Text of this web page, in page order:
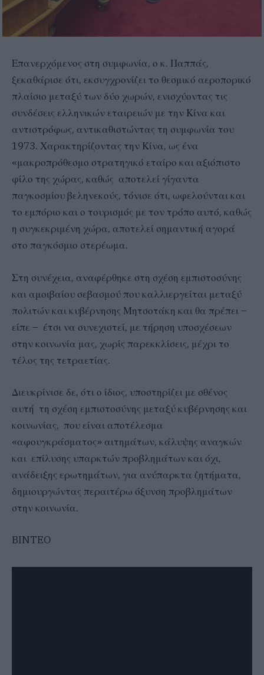
Επανερχόμενος στη συμφωνία, ο κ. Παππάς,
ξεκαθάρισε ότι, εκσυγχρονίζει το θεσμικό αεροπορικό
πλαίσιο μεταξύ των δύο χωρών, ενισχύοντας τις
συνδέσεις ελληνικών εταιρειών με την Κίνα και
αντιστρόφως, αντικαθιστώντας τη συμφωνία του
1973. Χαρακτηρίζοντας την Κίνα, ως ένα
«μακροπρόθεσμο στρατηγικό εταίρο και αξιόπιστο
φίλο της χώρας, καθώς αποτελεί γίγαντα
παγκοσμίου βεληνεκούς, τόνισε ότι, ωφελούνται και
το εμπόριο και ο τουρισμός με τον τρόπο αυτό, καθώς
η συγκεκριμένη χώρα, αποτελεί σημαντική αγορά
στο παγκόσμιο στερέωμα.
Στη συνέχεια, αναφέρθηκε στη σχέση εμπιστοσύνης
και αμοιβαίου σεβασμού που καλλιεργείται μεταξύ
πολιτών και κυβέρνησης Μητσοτάκη και θα πρέπει –
είπε – έτσι να συνεχιστεί, με τήρηση υποσχέσεων
στην κοινωνία μας, χωρίς παρεκκλίσεις, μέχρι το
τέλος της τετραετίας.
Διευκρίνισε δε, ότι ο ίδιος, υποστηρίζει με σθένος
αυτή τη σχέση εμπιστοσύνης μεταξύ κυβέρνησης και
κοινωνίας, που είναι αποτέλεσμα
«αφουγκράσματος» αιτημάτων, κάλυψης αναγκών
και επίλυσης υπαρκτών προβλημάτων και όχι,
ανάδειξης ερωτημάτων, για ανύπαρκτα ζητήματα,
δημιουργώντας περαιτέρω όξυνση προβλημάτων
στην κοινωνία.
BINTEO